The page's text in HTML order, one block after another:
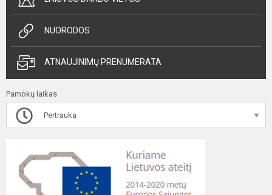
NUORODOS
ATNAUJINIMŲ PRENUMERATA
Pamokų laikas
Pertrauka